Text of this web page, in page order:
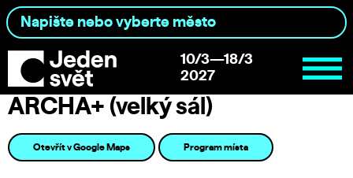
10/3—18/3
2027
ARCHA+ (velký sál)
Otevřít v Google Maps Program místa